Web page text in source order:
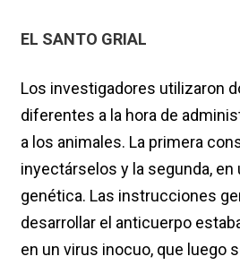
EL SANTO GRIAL
Los investigadores utilizaron
diferentes a la hora de
a los animales. La primera
inyectárselos y la segunda, en
genética. Las instrucciones
desarrollar el anticuerpo
en un virus inocuo, que luego